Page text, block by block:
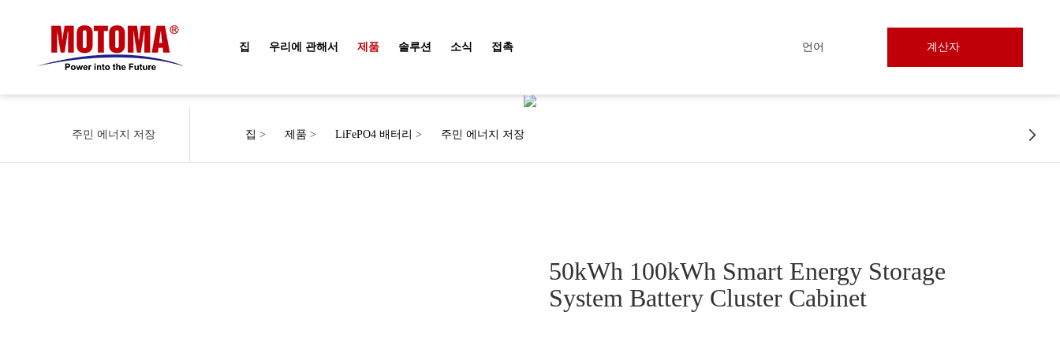
집 우리에 관해서 제품 솔루션 소식 접촉 언어 계산자
제품
주민 에너지 저장 집 > 제품 > LiFePO4 배터리 > 주민 에너지 저장 
50kWh 100kWh Smart Energy Storage
System Battery Cluster Cabinet